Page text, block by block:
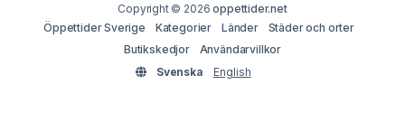
Copyright © 2026oppettider.net
Öppettider Sverige
Kategorier Länder
Städer och orter
Butikskedjor
Användarvillkor
Svenska
English